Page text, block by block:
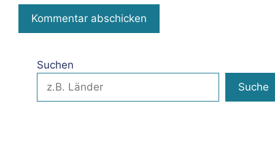
Suchen
Suche